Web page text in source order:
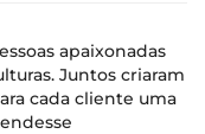
apaixonadas
Juntos criaram
cada cliente uma